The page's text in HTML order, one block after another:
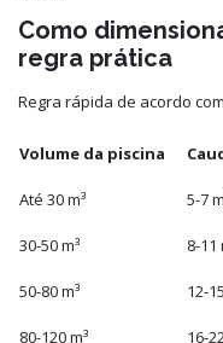
Como
regra prática
Regra rápida de acordo
Volume da piscina
Até 30 m³
5-7
30-50 m³
8-11
50-80 m³
12-
80-120 m³
16-